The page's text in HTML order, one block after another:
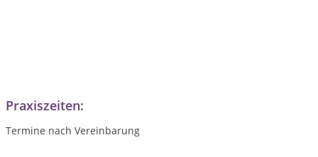
Praxiszeiten:
Termine nach Vereinbarung